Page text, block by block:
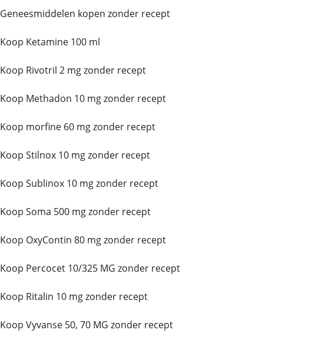
Geneesmiddelen kopen zonder recept
Koop Ketamine 100 ml
Koop Rivotril 2 mg zonder recept
Koop Methadon 10 mg zonder recept
Koop morfine 60 mg zonder recept
Koop Stilnox 10 mg zonder recept
Koop Sublinox 10 mg zonder recept
Koop Soma 500 mg zonder recept
Koop OxyContin 80 mg zonder recept
Koop Percocet 10/325 MG zonder recept
Koop Ritalin 10 mg zonder recept
Koop Vyvanse 50, 70 MG zonder recept